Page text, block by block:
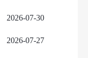
2026-07-30
2026-07-27